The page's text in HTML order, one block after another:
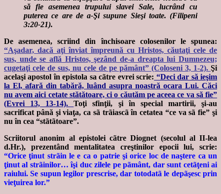
să fie asemenea trupului slavei Sale, lucrând cu
puterea ce are de a-Şi supune Sieşi toate. (Filipeni
3:20-21).
De asemenea, scriind din închisoare colosenilor le spunea:
“Aşadar, dacă aţi înviat împreună cu Hristos, căutaţi cele de
sus, unde se află Hristos, şezând de-a dreapta lui Dumnezeu;
cugetaţi cele de sus, nu cele de pe pământ” (Coloseni 3, 1-2). Şi
acelaşi apostol în epistola sa cãtre evrei scrie: “Deci dar să ieşim
la El, afară din tabără, luând asupra noastră ocara Lui. Căci
nu avem aici cetate stătătoare, ci o căutăm pe aceea ce va să fie”
(Evrei 13, 13-14).Toţi sfinţii, şi în special martirii, şi-au
sacrificat până şi viaţa, ca sã trãiascã în cetatea “ce va sã fie” şi
nu în cea “stãtãtoare”.
Scriitorul anonim al epistolei cãtre Diognet (secolul al II-lea
d.Hr.), prezentând mentalitatea creştinilor epocii lui, scrie:
“Orice ţinut strãin le e ca o patrie şi orice loc de naştere ca un
ţinut al strãinilor… îşi duc zilele pe pãmânt, dar sunt cetãţeni ai
raiului. Se supun legilor prescrise, dar totodatã le depãşesc prin
vieţuirea lor.”